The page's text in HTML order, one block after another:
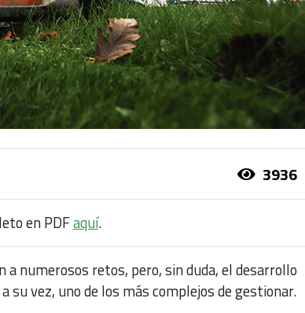
3936
en PDFaquí.
a numerosos retos, pero, sin duda, el desarrollo
su vez, uno de los más complejos de gestionar.